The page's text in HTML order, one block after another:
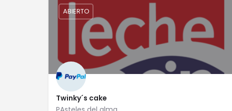
Twinky´s cake
ABIERTO